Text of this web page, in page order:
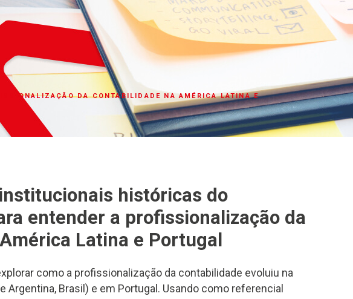
DA CONTABILIDADE NA AMÉRICA LATINA E
históricas do
entender a profissionalização da
Latina e Portugal
como a profissionalização da contabilidade evoluiu na
Argentina, Brasil) e em Portugal. Usando como referencial